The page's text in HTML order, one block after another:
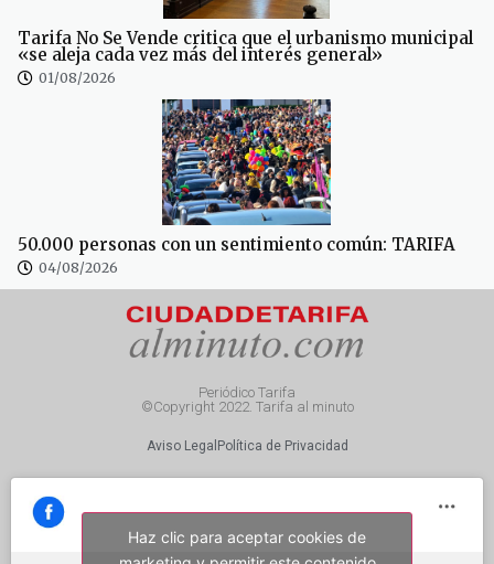
Tarifa No Se Vende critica que el urbanismo municipal
«se aleja cada vez más del interés general»
01/08/2026
50.000 personas con un sentimiento común: TARIFA
04/08/2026
Periódico Tarifa
©Copyright 2022. Tarifa al minuto
Aviso Legal Política de Privacidad
Haz clic para aceptar cookies de